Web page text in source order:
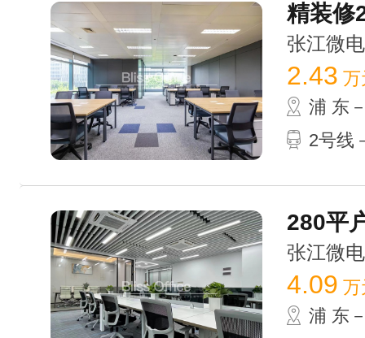
精装修
张江微
2.43 万
浦 东
2号线
280平
张江微
4.09 万
浦 东